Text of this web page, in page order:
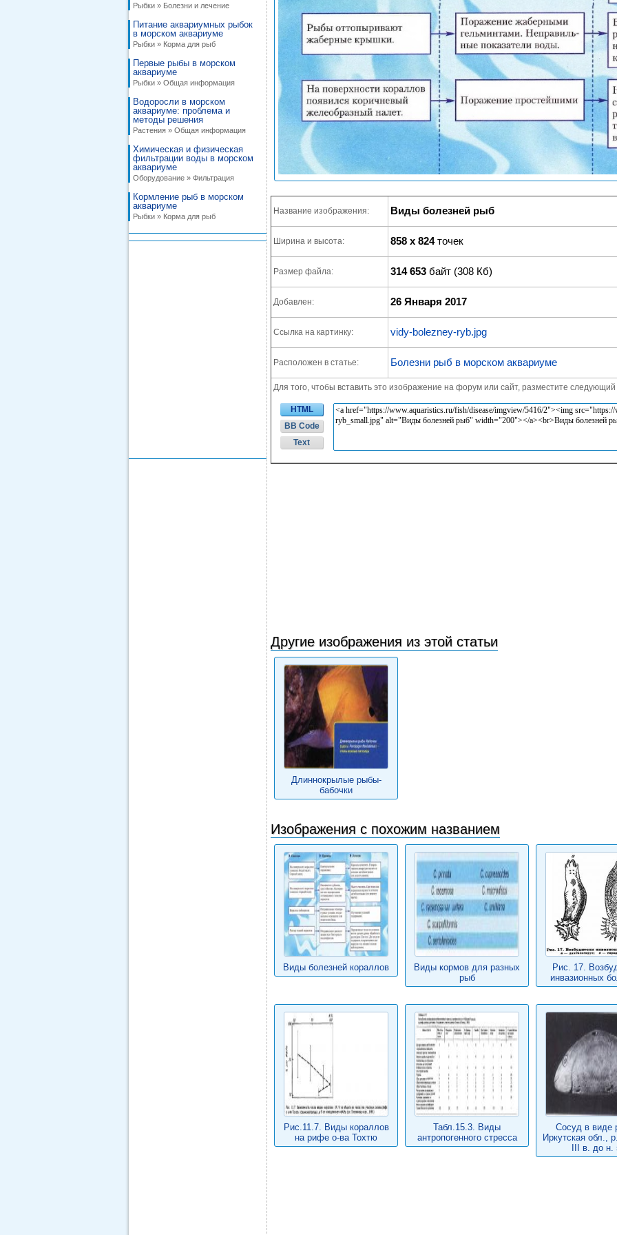
Рыбки » Болезни и лечение
Питание аквариумных рыбок
в морском аквариуме
Рыбки » Корма для рыб
Первые рыбы в морском
аквариуме
Рыбки » Общая информация
Водоросли в морском
аквариуме: проблема и
методы решения
Растения » Общая информация
Химическая и физическая
фильтрации воды в морском
аквариуме
Оборудование » Фильтрация
Кормление рыб в морском
аквариуме
Рыбки » Корма для рыб
Название изображения: Виды болезней рыб
Ширина и высота: 858 x 824точек
Размер файла: 314 653 байт (308 Кб)
Добавлен: 26 Января 2017
Ссылка на картинку: vidy-bolezney-ryb.jpg
Расположен в статье: Болезни рыб в морском аквариуме
Для того, чтобы вставить это изображение на форум или сайт, разместите следующий
HTML
BB Code
Text
Другие изображения из этой статьи
Длиннокрылые рыбы-
бабочки
Изображения с похожим названием
Виды болезней кораллов
Виды кормов для разных
рыб
Рис. 17.
инвазионных
Рис.11.7. Виды кораллов
на рифе о-ва Тохтю
Табл.15.3. Виды
антропогенного стресса
Сосуд в виде
Иркутская обл.,
III в. до н.